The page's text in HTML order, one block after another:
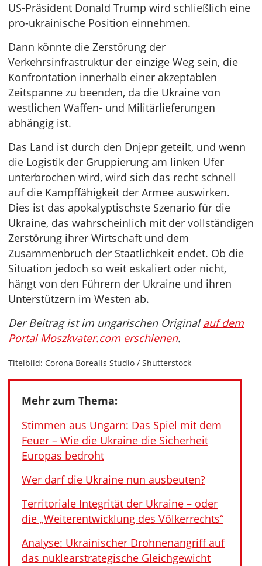
US-Präsident Donald Trump wird schließlich eine
pro-ukrainische Position einnehmen.
Dann könnte die Zerstörung der
Verkehrsinfrastruktur der einzige Weg sein, die
Konfrontation innerhalb einer akzeptablen
Zeitspanne zu beenden, da die Ukraine von
westlichen Waffen- und Militärlieferungen
abhängig ist.
Das Land ist durch den Dnjepr geteilt, und wenn
die Logistik der Gruppierung am linken Ufer
unterbrochen wird, wird sich das recht schnell
auf die Kampffähigkeit der Armee auswirken.
Dies ist das apokalyptischste Szenario für die
Ukraine, das wahrscheinlich mit der vollständigen
Zerstörung ihrer Wirtschaft und dem
Zusammenbruch der Staatlichkeit endet. Ob die
Situation jedoch so weit eskaliert oder nicht,
hängt von den Führern der Ukraine und ihren
Unterstützern im Westen ab.
Der Beitrag ist im ungarischen Originalauf dem
Portal Moszkvater.com erschienen.
Titelbild: Corona Borealis Studio / Shutterstock
Mehr zum Thema:
Stimmen aus Ungarn: Das Spiel mit dem
Feuer – Wie die Ukraine die Sicherheit
Europas bedroht
Wer darf die Ukraine nun ausbeuten?
Territoriale Integrität der Ukraine – oder
die „Weiterentwicklung des Völkerrechts“
Analyse: Ukrainischer Drohnenangriff auf
das nuklearstrategische Gleichgewicht